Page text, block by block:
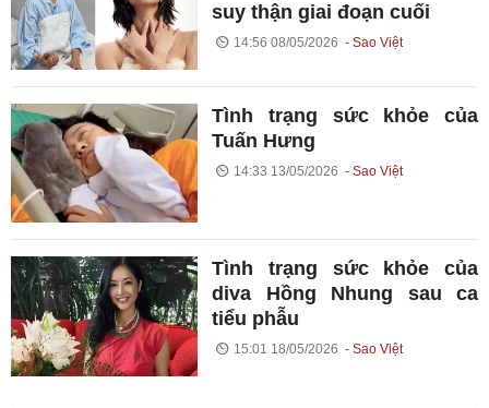
suy thận giai đoạn cuối
14:56 08/05/2026 Sao Việt
Tình trạng sức khỏe của
Tuấn Hưng
14:33 13/05/2026 Sao Việt
Tình trạng sức khỏe của
diva Hồng Nhung sau ca
tiểu phẫu
15:01 18/05/2026 Sao Việt